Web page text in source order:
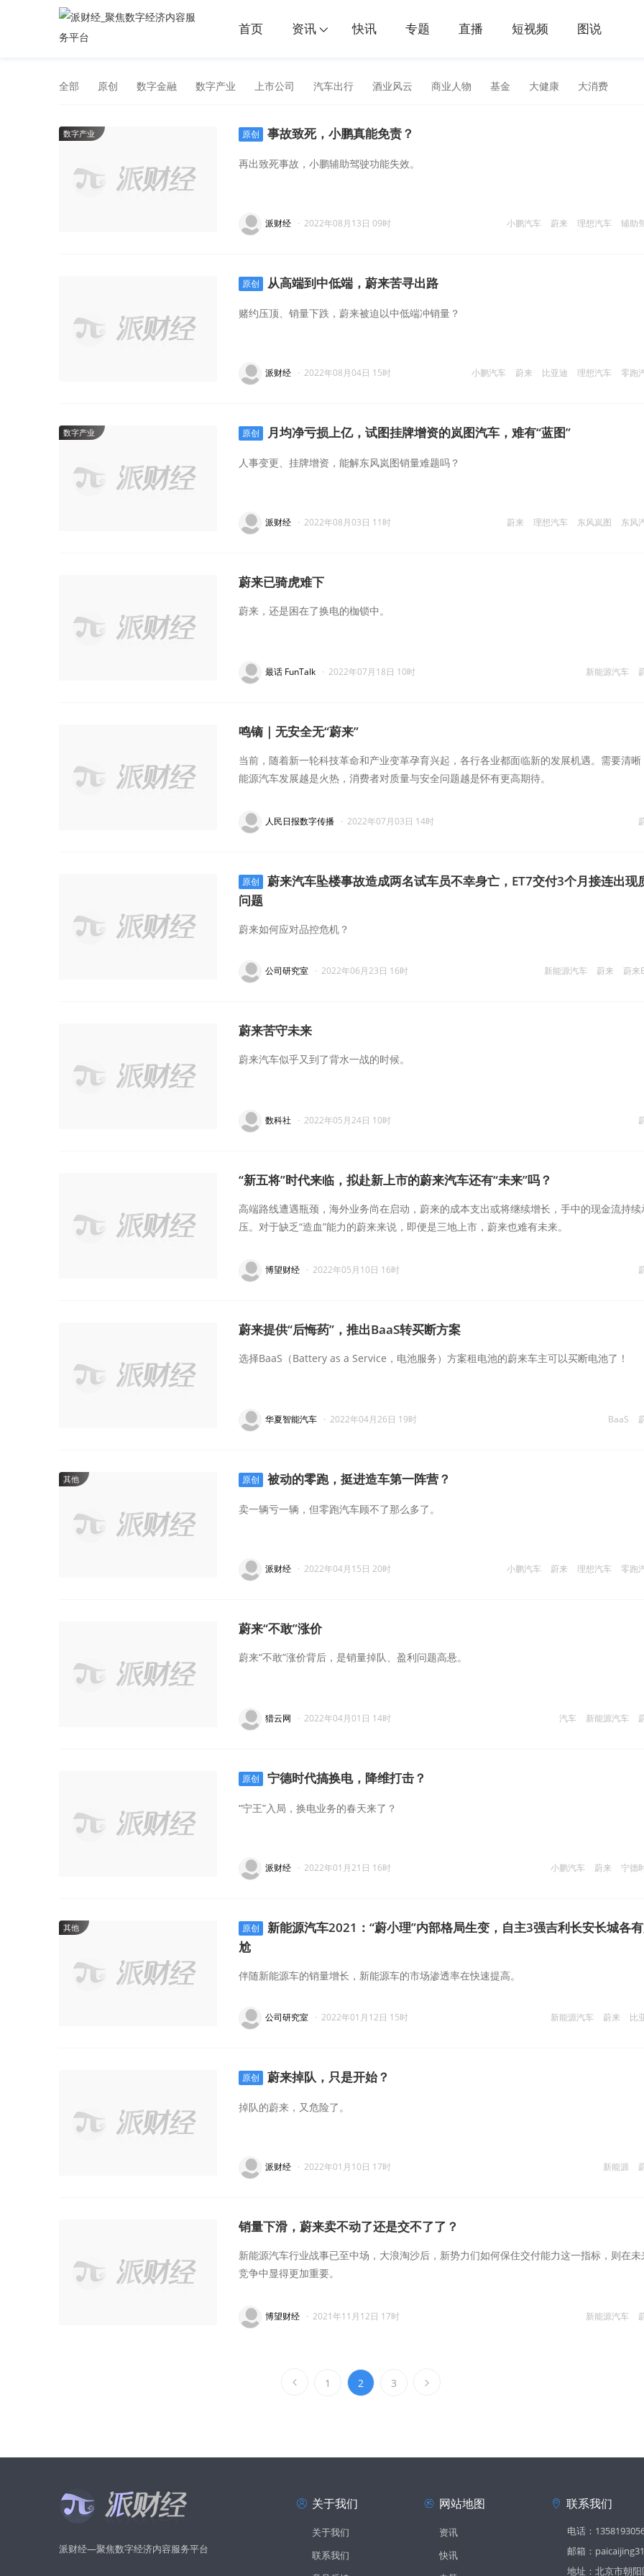
首页 资讯 快讯 专题 直播 短视频 图说
全部 原创 数字金融 数字产业 上市公司 汽车出行 酒业风云 商业人物 基金 大健康 大消费
数字产业 原创 事故致死，小鹏真能免责？
再出致死事故，小鹏辅助驾驶功能失效。
小鹏汽车 蔚来 理想汽车 辅助
派财经 · 2022年08月13日 09时
原创 从高端到中低端，蔚来苦寻出路
赌约压顶、销量下跌，蔚来被迫以中低端冲销量？
小鹏汽车 蔚来 比亚迪 理想汽车 零跑
派财经 · 2022年08月04日 15时
数字产业 原创 月均净亏损上亿，试图挂牌增资的岚图汽车，难有“蓝图”
人事变更、挂牌增资，能解东风岚图销量难题吗？
蔚来 理想汽车 东风岚图 东风
派财经 · 2022年08月03日 11时
蔚来已骑虎难下
蔚来，还是困在了换电的枷锁中。
新能源汽车
最话 FunTalk · 2022年07月18日 10时
鸣镝｜无安全无“蔚来”
当前，随着新一轮科技革命和产业变革孕育兴起，各行各业都面临新的发展机遇。需要清晰
能源汽车发展越是火热，消费者对质量与安全问题越是怀有更高期待。
人民日报数字传播 · 2022年07月03日 14时
原创
蔚来汽车坠楼事故造成两名试车员不幸身亡，ET7交付3个月接连出现
问题
蔚来如何应对品控危机？
新能源汽车 蔚来 蔚来
公司研究室 · 2022年06月23日 16时
蔚来苦守未来
蔚来汽车似乎又到了背水一战的时候。
数科社 · 2022年05月24日 10时
“新五将”时代来临，拟赴新上市的蔚来汽车还有“未来”吗？
高端路线遭遇瓶颈，海外业务尚在启动，蔚来的成本支出或将继续增长，手中的现金流持续
压。对于缺乏“造血”能力的蔚来来说，即便是三地上市，蔚来也难有未来。
博望财经 · 2022年05月10日 16时
蔚来提供“后悔药”，推出BaaS转买断方案
选择BaaS（Battery as a Service，电池服务）方案租电池的蔚来车主可以买断电池了！
BaaS
华夏智能汽车 · 2022年04月26日 19时
其他 原创 被动的零跑，挺进造车第一阵营？
卖一辆亏一辆，但零跑汽车顾不了那么多了。
小鹏汽车 蔚来 理想汽车 零跑
派财经 · 2022年04月15日 20时
蔚来“不敢”涨价
蔚来“不敢”涨价背后，是销量掉队、盈利问题高悬。
汽车 新能源汽车
猎云网 · 2022年04月01日 14时
原创 宁德时代搞换电，降维打击？
“宁王”入局，换电业务的春天来了？
小鹏汽车 蔚来 宁德
派财经 · 2022年01月21日 16时
其他 原创
新能源汽车2021：“蔚小理”内部格局生变，自主3强吉利长安长城各
尬
伴随新能源车的销量增长，新能源车的市场渗透率在快速提高。
新能源汽车 蔚来 比
公司研究室 · 2022年01月12日 15时
原创 蔚来掉队，只是开始？
掉队的蔚来，又危险了。
新能源
派财经 · 2022年01月10日 17时
销量下滑，蔚来卖不动了还是交不了了？
新能源汽车行业战事已至中场，大浪淘沙后，新势力们如何保住交付能力这一指标，则在未
竞争中显得更加重要。
新能源汽车
博望财经 · 2021年11月12日 17时
1 2 3
派财经—聚焦数字经济内容服务平台
关于我们
关于我们
联系我们
网站地图
资讯
快讯
联系我们
电话：
邮箱：
地址：北京市朝